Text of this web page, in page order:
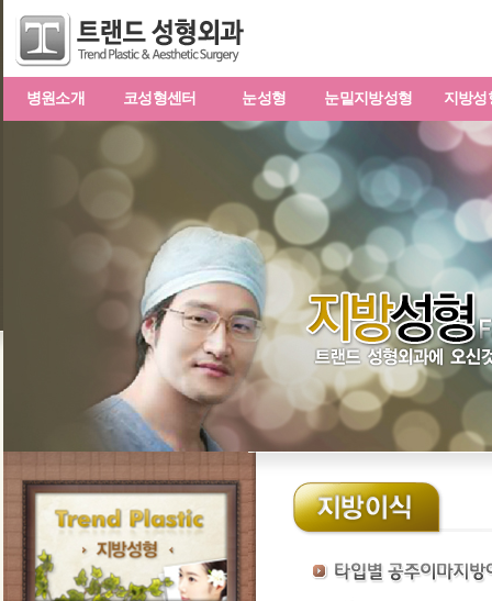
병원소개 코성형센터 눈성형 눈밑지방성형 지방성